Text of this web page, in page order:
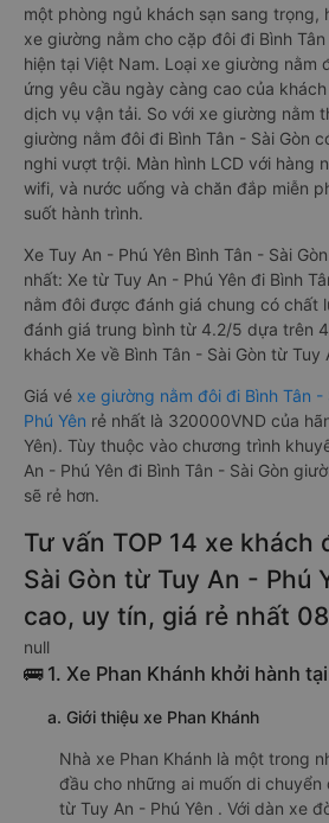
một phòng ngủ khách sạn sang trọng,
xe giường nằm cho cặp đôi đi Bình
hiện tại Việt Nam. Loại xe giường nằm
ứng yêu cầu ngày càng cao của
dịch vụ vận tải. So với xe giường nằm
giường nằm đôi đi Bình Tân - Sài Gòn
nghi vượt trội. Màn hình LCD với hàng
wifi, và nước uống và chăn đắp miễn
suốt hành trình.
Xe Tuy An - Phú Yên Bình Tân - Sài
nhất: Xe từ Tuy An - Phú Yên đi Bình
nằm đôi được đánh giá chung có chất
đánh giá trung bình từ 4.2/5 dựa trên
khách Xe về Bình Tân - Sài Gòn từ Tuy
Giá vé xe giường nằm đôi đi Bình Tân -
Phú Yên rẻ nhất là 320000VND của
Yên). Tùy thuộc vào chương trình
An - Phú Yên đi Bình Tân - Sài Gòn
sẽ rẻ hơn.
Tư vấn TOP 14 xe khách
Sài Gòn từ Tuy An - Phú
cao, uy tín, giá rẻ nhất
null
🚌 1. Xe Phan Khánh khởi hành
a. Giới thiệu xe Phan Khánh
Nhà xe Phan Khánh là một trong
đầu cho những ai muốn di chuyển
từ Tuy An - Phú Yên . Với dàn xe